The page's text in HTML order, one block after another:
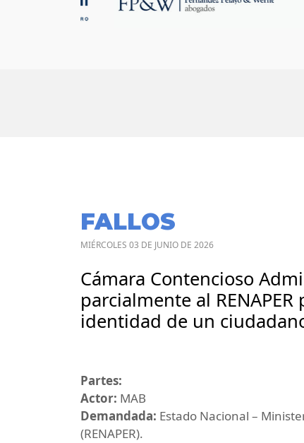
FALLOS
MIÉRCOLES 03 DE JUNIO DE 2026
Cámara Contencioso
parcialmente al
identidad de un
Partes:
Actor: MAB
Demandada: Estado Nacional –
(RENAPER).